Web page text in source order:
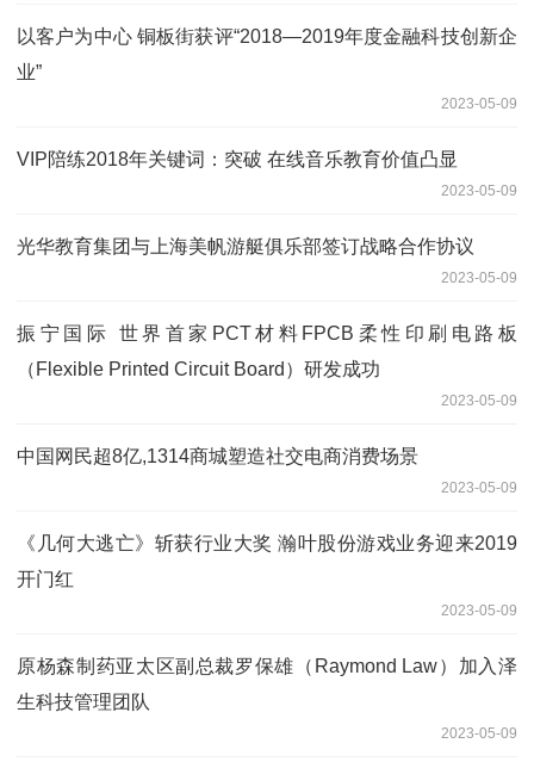
以客户为中心 铜板街获评“2018—2019年度金融科技创新企
业”
2023-05-09
VIP陪练2018年关键词：突破 在线音乐教育价值凸显
2023-05-09
光华教育集团与上海美帆游艇俱乐部签订战略合作协议
2023-05-09
振宁国际 世界首家PCT材料FPCB柔性印刷电路板
（Flexible Printed Circuit Board）研发成功
2023-05-09
中国网民超8亿,1314商城塑造社交电商消费场景
2023-05-09
《几何大逃亡》斩获行业大奖 瀚叶股份游戏业务迎来2019
开门红
2023-05-09
原杨森制药亚太区副总裁罗保雄（Raymond Law）加入泽
生科技管理团队
2023-05-09